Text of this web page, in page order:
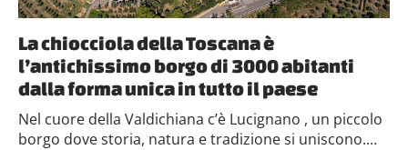
La chiocciola della Toscana è
l’antichissimo borgo di 3000 abitanti
dalla forma unica in tutto il paese
Nel cuore della Valdichiana c’è Lucignano , un piccolo
borgo dove storia, natura e tradizione si uniscono....